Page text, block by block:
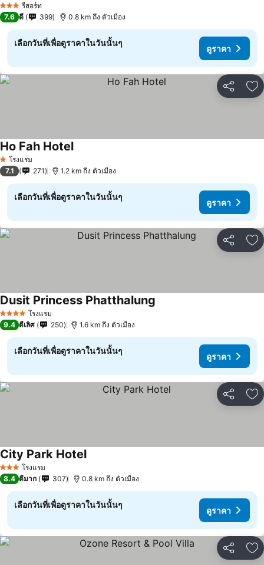
3 ดาว รีสอร์ท
7.6 ดี 399 0.8 km ถึง ตัวเมือง
เลือกวันที่เพื่อดูราคาในวันนั้นๆ
ดูราคา
แชร์ เ
1 ดาวโรงแรม
Ho Fah Hotelดูราคา
7.1 271 1.2 km ถึง ตัวเมือง
เลือกวันที่เพื่อดูราคาในวันนั้นๆ
ดูราคา
แชร์ เ
4 ดาว โรงแรม
Dusit Princess Phatthalung
9.4 ดีเลิศ 250 1.6 km ถึง ตัวเมือง
เลือกวันที่เพื่อดูราคาในวันนั้นๆ
ดูราคา
แชร์ เ
3 ดาว โรงแรม
City Park Hotelดูราคา
8.4 ดีมาก 307 0.8 km ถึง ตัวเมือง
เลือกวันที่เพื่อดูราคาในวันนั้นๆ
ดูราคา
แชร์ เ